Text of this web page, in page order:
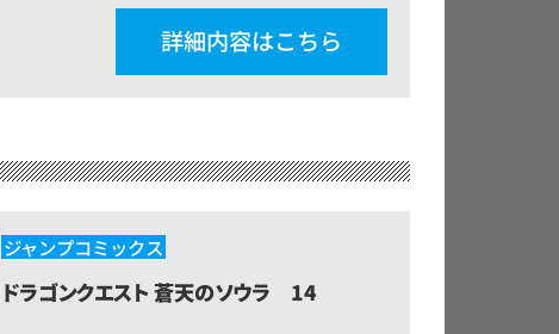
詳細内容はこちら
ジャンプコミックス
ドラゴンクエスト 蒼天のソウラ 14